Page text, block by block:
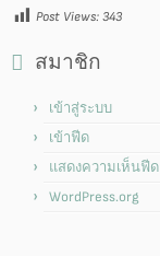
Post Views: 343
สมาชิก
เข้าสู่ระบบ
เข้าฟีด
แสดงความเห็นฟีด
WordPress.org